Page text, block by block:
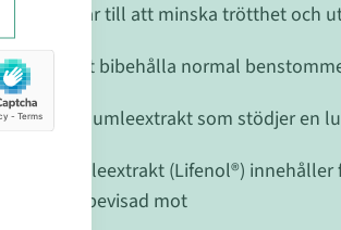
bidrar till att minska trötthet och
till att bibehålla normal
och humleextrakt som stödjer en
och humleextrakt (Lifenol®)
och bevisad mot